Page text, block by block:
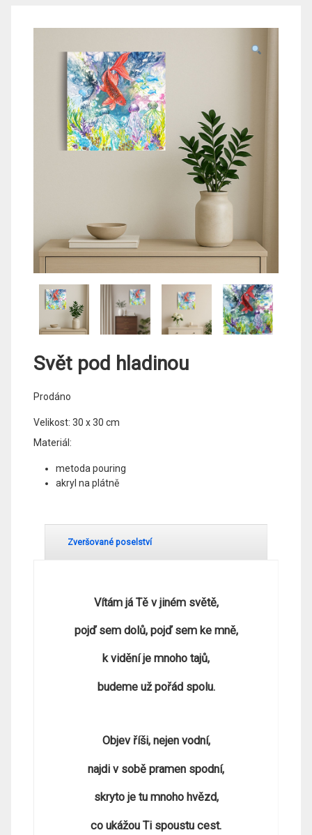
Svět pod hladinou
Prodáno
Velikost: 30 x 30 cm
Materiál:
metoda pouring
akryl na plátně
Zveršované poselství
Vítám já Tě v jiném světě,
pojď sem dolů, pojď sem ke mně,
k vidění je mnoho tajů,
budeme už pořád spolu.
Objev říši, nejen vodní,
najdi v sobě pramen spodní,
skryto je tu mnoho hvězd,
co ukážou Ti spoustu cest.